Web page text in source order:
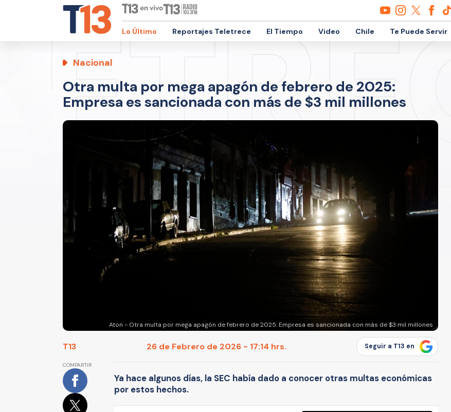
Lo Último Reportajes Teletrece El Tiempo Video Chile Te Puede Servir
Nacional
Otra multa por mega apagón de febrero de 2025:
Empresa es sancionada con más de $3 mil millones
Aton - Otra multa por mega apagón de febrero de 2025: Empresa es sancionada con más de $3 mil millones
T13 26 de Febrero de 2026 - 17:14 hrs. Seguir a T13 en
COMPARTIR
Ya hace algunos días, la SEC había dado a conocer otras multas económicas
por estos hechos.